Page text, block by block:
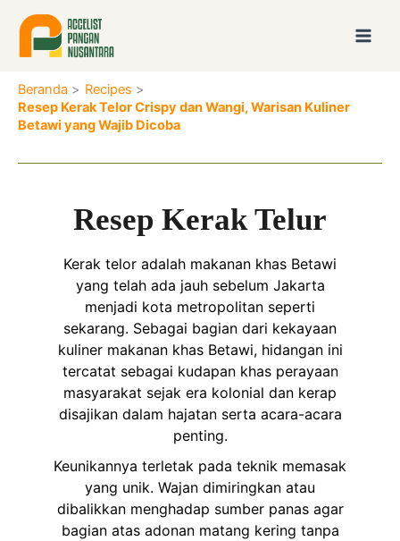
konten
Beranda
Recipes
Resep Kerak Telor Crispy dan Wangi, Warisan Kuliner
Betawi yang Wajib Dicoba
Resep Kerak Telur
Kerak telor adalah makanan khas Betawi
yang telah ada jauh sebelum Jakarta
menjadi kota metropolitan seperti
sekarang. Sebagai bagian dari kekayaan
kuliner makanan khas Betawi, hidangan ini
tercatat sebagai kudapan khas perayaan
masyarakat sejak era kolonial dan kerap
disajikan dalam hajatan serta acara-acara
penting.
Keunikannya terletak pada teknik memasak
yang unik. Wajan dimiringkan atau
dibalikkan menghadap sumber panas agar
bagian atas adonan matang kering tanpa